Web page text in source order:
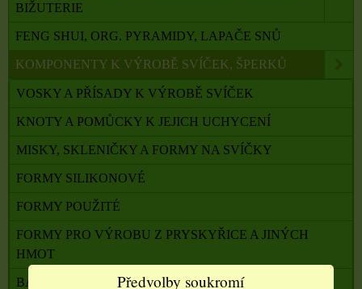
BIŽUTERIE
FENG SHUI, ORG. PYRAMIDY, LAPAČE SNŮ
KOMPONENTY K VÝROBĚ SVÍČEK, ŠPERKŮ
VOSKY A PŘÍSADY K VÝROBĚ SVÍČEK
KNOTY A POMŮCKY K JEJICH UCHYCENÍ
MISKY, SKLENIČKY A FORMY NA SVÍČKY
FORMY SILIKONOVÉ
FORMY POUŽITÉ
FORMY PRO VÝROBU Z PRYSKYŘICE A JINÝCH
HMOT
BARVY DO SVÍČEKPředvolby soukromí